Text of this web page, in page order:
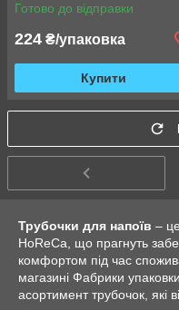
Готово до відправки
224 ₴/упаковка
Купити
Трубочки для напоїв –
HoReCa, що прагнуть
комфортом під час
магазині Фабрики
асортимент трубочок, які